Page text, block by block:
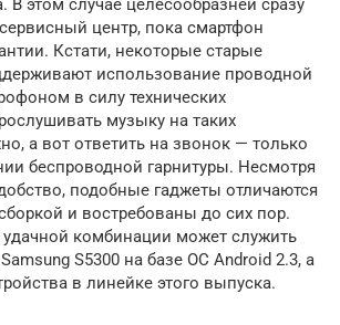
В этом случае целесообразней сразу
центр, пока смартфон
Кстати, некоторые старые
использование проводной
в силу технических
музыку на таких
а вот ответить на звонок — только
беспроводной гарнитуры. Несмотря
подобные гаджеты отличаются
и востребованы до сих пор.
комбинации может служить
S5300 на базе ОС Android 2.3, а
в линейке этого выпуска.